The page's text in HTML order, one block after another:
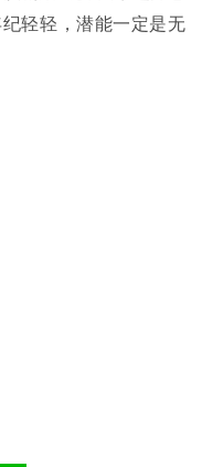
轻轻，潜能一定是无